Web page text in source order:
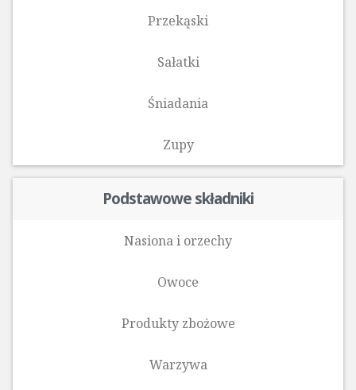
Przekąski
Sałatki
Śniadania
Zupy
Podstawowe składniki
Nasiona i orzechy
Owoce
Produkty zbożowe
Warzywa